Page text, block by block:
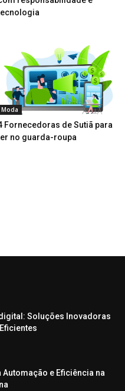
Moda
Fornecedoras de Sutiã para
no guarda-roupa
Soluções Inovadoras
e Eficiência na